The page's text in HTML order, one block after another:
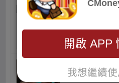
熊翊程的小資族
未實現損益：
報酬率：182.83
買啥跌啥跌鐵
族
開啟 APP
我想繼續